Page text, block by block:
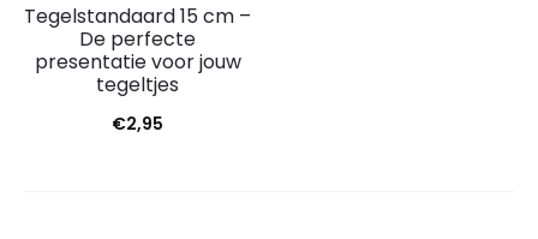
Tegelstandaard 15 cm –
De perfecte
presentatie voor jouw
tegeltjes
€2,95